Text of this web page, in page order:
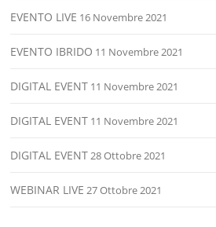
EVENTO LIVE 16 Novembre 2021
EVENTO IBRIDO 11 Novembre 2021
DIGITAL EVENT 11 Novembre 2021
DIGITAL EVENT 11 Novembre 2021
DIGITAL EVENT28 Ottobre 2021
WEBINAR LIVE 27 Ottobre 2021